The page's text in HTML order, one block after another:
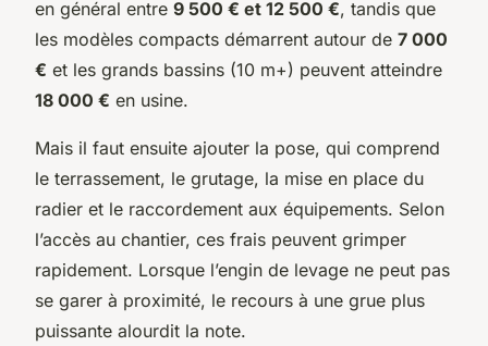
en général entre 9 500 € et 12 500 €, tandis que
les modèles compacts démarrent autour de 7 000
€ et les grands bassins (10 m+) peuvent atteindre
18 000 € en usine.
Mais il faut ensuite ajouter la pose, qui comprend
le terrassement, le grutage, la mise en place du
radier et le raccordement aux équipements. Selon
l’accès au chantier, ces frais peuvent grimper
rapidement. Lorsque l’engin de levage ne peut pas
se garer à proximité, le recours à une grue plus
puissante alourdit la note.